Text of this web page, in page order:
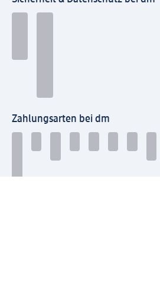
Zahlungsarten bei dm